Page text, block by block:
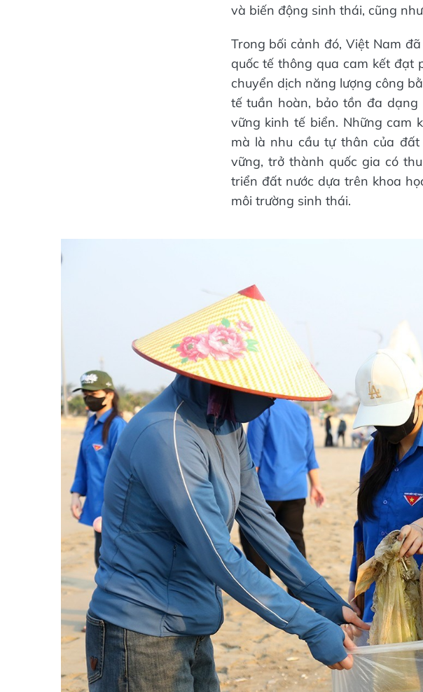
và biến động sinh thái, cũng
Trong bối cảnh đó, Việt Nam
quốc tế thông qua cam kết đạt
chuyển dịch năng lượng công
tế tuần hoàn, bảo tồn đa
vững kinh tế biển. Những cam
mà là nhu cầu tự thân của
vững, trở thành quốc gia có
triển đất nước dựa trên khoa
môi trường sinh thái.